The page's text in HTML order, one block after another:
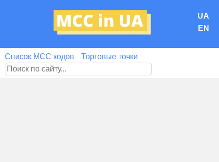
UA
EN
Список MCC кодов Торговые точки